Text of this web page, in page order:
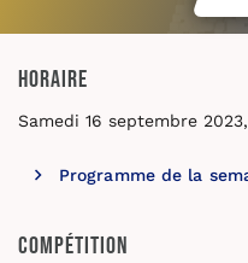
Horaire
Samedi 16 septembre
Programme de la
Compétition